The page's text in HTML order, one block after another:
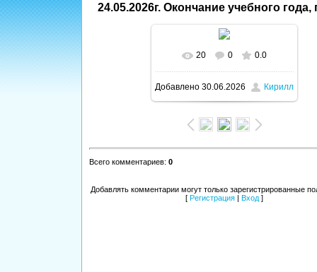
24.05.2026г. Окончание учебного года,
В реальном размере
1600x1059/ 309.4Kb
20 0 0.0
Добавлено 30.06.2026 Кирилл
Всего комментариев: 0
Добавлять комментарии могут только зарегистрированные
[ Регистрация Вход ]